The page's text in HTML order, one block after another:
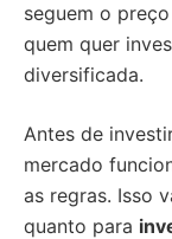
seguem o
quem quer
diversificada.
Antes de
mercado
as regras. Isso
quanto para